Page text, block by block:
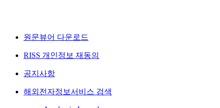
원문뷰어 다운로드
RISS 개인정보 재동의
공지사항
해외전자정보서비스 검색